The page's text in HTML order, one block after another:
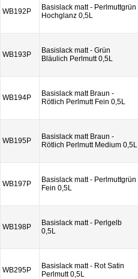
WB192P
Basislack matt - Perlmuttgrün
Hochglanz 0,5L
WB193P
Basislack matt - Grün
Bläulich Perlmutt 0,5L
WB194P
Basislack matt Braun -
Rötlich Perlmutt Fein 0,5L
WB195P
Basislack matt Braun -
Rötlich Perlmutt Medium 0,5L
WB197P
Basislack matt - Perlmuttgrün
Fein 0,5L
WB198P
Basislack matt - Perlgelb
0,5L
WB295P
Basislack matt - Rot Satin
Perlmutt 0,5L